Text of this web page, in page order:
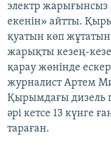
электр жарығынсыз
екенін» айтты.
қуатын көп
жарықты кезең-
қарау жөнінде
журналист Артем
Қырымдағы дизель
әрі кетсе 13 күнге
тараған.